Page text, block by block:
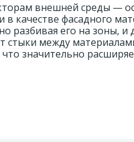
внешней среды —
в качестве фасадного
разбивая его на зоны,
стыки между
значительно